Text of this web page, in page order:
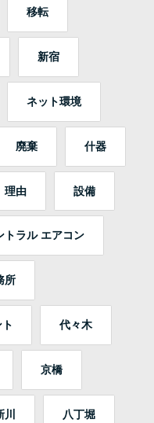
移転
新宿
ネット環境
廃棄 什器
理由 設備
トラル エアコン
所
代々木
京橋
川 八丁堀